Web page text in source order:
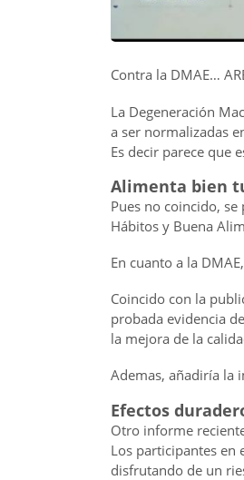
Contra la DMAE…
La Degeneración
a ser normalizadas
Es decir parece que
Alimenta bien
Pues no coincido,
Hábitos y Buena
En cuanto a la
Coincido con la
probada evidencia
la mejora de la
Ademas, añadiría la
Efectos
Otro informe
Los participantes en
disfrutando de un